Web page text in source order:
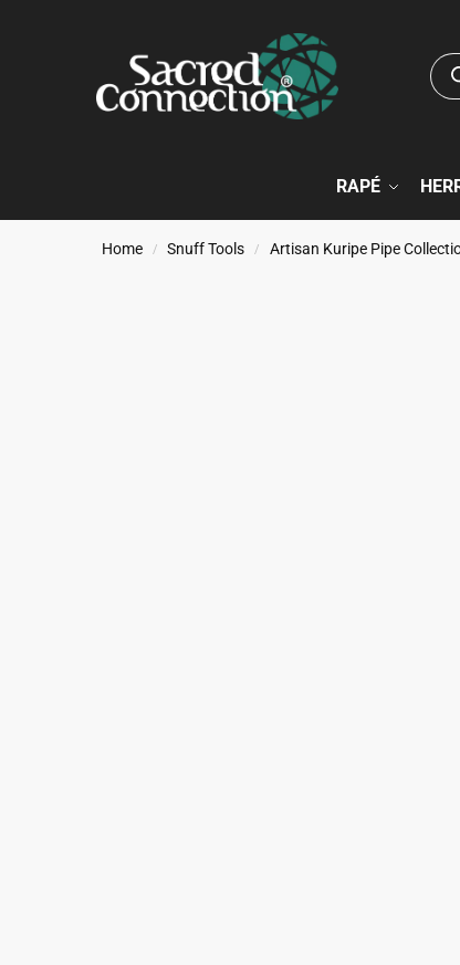
RAPÉ
Home / Snuff Tools / Artisan Kuripe Pipe